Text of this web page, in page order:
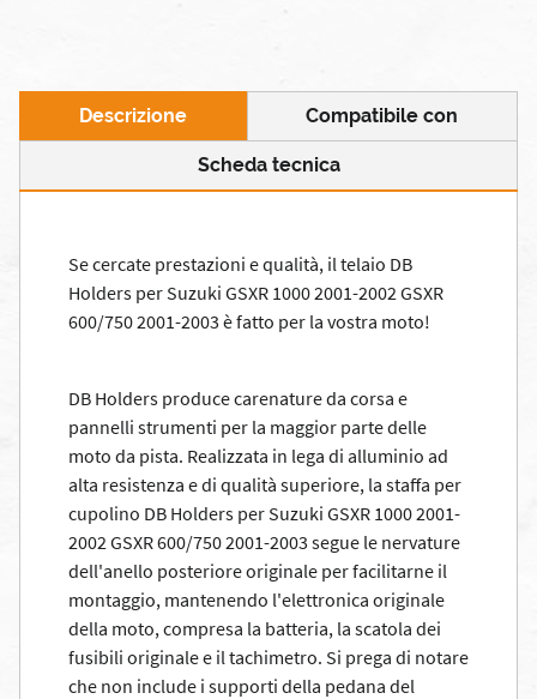
Descrizione Compatibile con
Scheda tecnica
Se cercate prestazioni e qualità, il telaio DB
Holders per Suzuki GSXR 1000 2001-2002 GSXR
600/750 2001-2003 è fatto per la vostra moto!
DB Holders produce carenature da corsa e
pannelli strumenti per la maggior parte delle
moto da pista. Realizzata in lega di alluminio ad
alta resistenza e di qualità superiore, la staffa per
cupolino DB Holders per Suzuki GSXR 1000 2001-
2002 GSXR 600/750 2001-2003 segue le nervature
dell'anello posteriore originale per facilitarne il
montaggio, mantenendo l'elettronica originale
della moto, compresa la batteria, la scatola dei
fusibili originale e il tachimetro. Si prega di notare
che non include i supporti della pedana del